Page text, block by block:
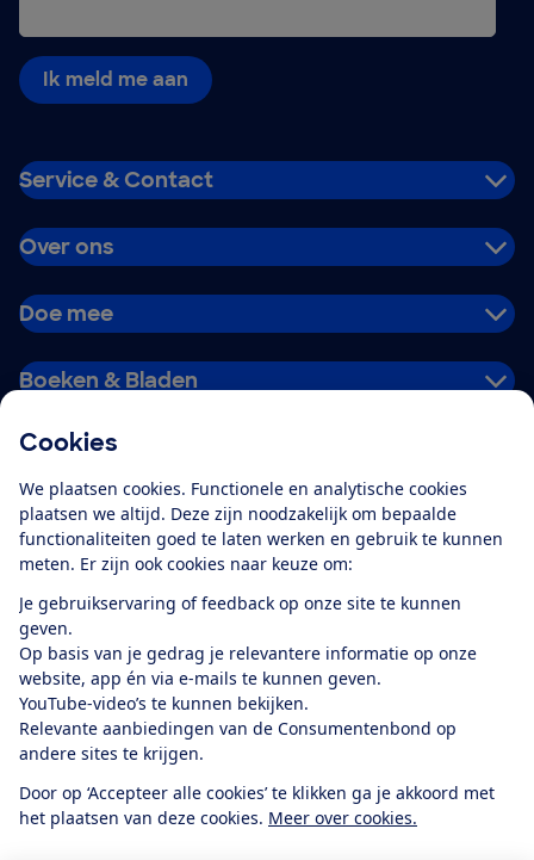
Cookies
We plaatsen cookies. Functionele en analytische cookies
plaatsen we altijd. Deze zijn noodzakelijk om bepaalde
functionaliteiten goed te laten werken en gebruik te kunnen
meten. Er zijn ook cookies naar keuze om:
Je gebruikservaring of feedback op onze site te kunnen
geven.
Op basis van je gedrag je relevantere informatie op onze
website, app én via e-mails te kunnen geven.
YouTube-video’s te kunnen bekijken.
Relevante aanbiedingen van de Consumentenbond op
andere sites te krijgen.
Door op ‘Accepteer alle cookies’ te klikken ga je akkoord met
het plaatsen van deze cookies. Meer over cookies.
Ik meld me aan
Service & Contact
Over ons
Doe mee
Boeken & Bladen
Alles over de
app
Algemene Voorwaarden
Privacyverklaring
Cookiebeleid
Privacyvoorkeuren
Toegankelijkheid
RSS-feed nieuws
Facebook
TwitterInstagram
YoutubeLinkedIn
12.901consumentenbeoordelen de Consumentenbondmet gemiddeld